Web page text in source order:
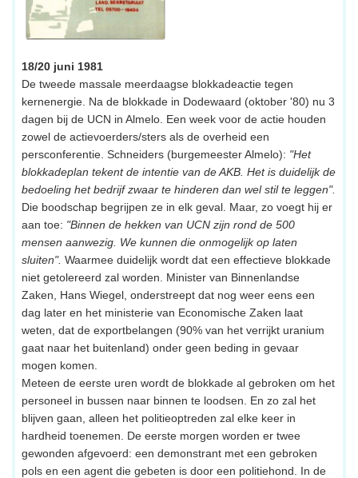
18/20 juni 1981
De tweede massale meerdaagse blokkadeactie tegen
kernenergie. Na de blokkade in Dodewaard (oktober '80) nu 3
dagen bij de UCN in Almelo. Een week voor de actie houden
zowel de actievoerders/sters als de overheid een
persconferentie. Schneiders (burgemeester Almelo): "Het
blokkadeplan tekent de intentie van de AKB. Het is duidelijk de
bedoeling het bedrijf zwaar te hinderen dan wel stil te leggen".
Die boodschap begrijpen ze in elk geval. Maar, zo voegt hij er
aan toe: "Binnen de hekken van UCN zijn rond de 500
mensen aanwezig. We kunnen die onmogelijk op laten
sluiten". Waarmee duidelijk wordt dat een effectieve blokkade
niet getolereerd zal worden. Minister van Binnenlandse
Zaken, Hans Wiegel, onderstreept dat nog weer eens een
dag later en het ministerie van Economische Zaken laat
weten, dat de exportbelangen (90% van het verrijkt uranium
gaat naar het buitenland) onder geen beding in gevaar
mogen komen.
Meteen de eerste uren wordt de blokkade al gebroken om het
personeel in bussen naar binnen te loodsen. En zo zal het
blijven gaan, alleen het politieoptreden zal elke keer in
hardheid toenemen. De eerste morgen worden er twee
gewonden afgevoerd: een demonstrant met een gebroken
pols en een agent die gebeten is door een politiehond. In de